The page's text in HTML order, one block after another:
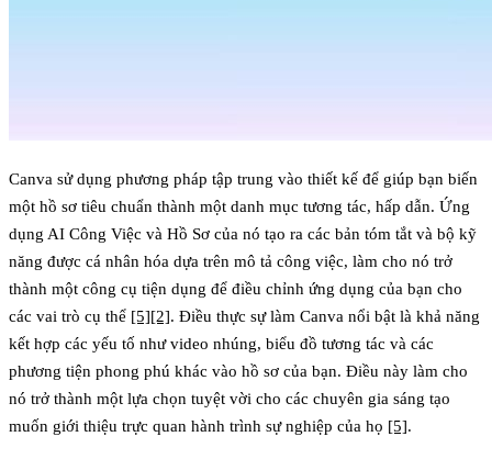
Canva sử dụng phương pháp tập trung vào thiết kế để giúp bạn biến
một hồ sơ tiêu chuẩn thành một danh mục tương tác, hấp dẫn. Ứng
dụng AI Công Việc và Hồ Sơ của nó tạo ra các bản tóm tắt và bộ kỹ
năng được cá nhân hóa dựa trên mô tả công việc, làm cho nó trở
thành một công cụ tiện dụng để điều chỉnh ứng dụng của bạn cho
các vai trò cụ thể [5][2]. Điều thực sự làm Canva nổi bật là khả năng
kết hợp các yếu tố như video nhúng, biểu đồ tương tác và các
phương tiện phong phú khác vào hồ sơ của bạn. Điều này làm cho
nó trở thành một lựa chọn tuyệt vời cho các chuyên gia sáng tạo
muốn giới thiệu trực quan hành trình sự nghiệp của họ [5].